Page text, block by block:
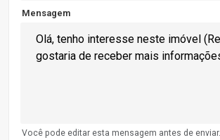
Mensagem
Você pode editar esta mensagem antes de enviar.